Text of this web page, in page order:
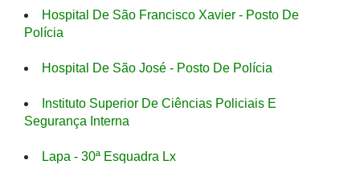
Hospital De São Francisco Xavier - Posto De
Polícia
Hospital De São José - Posto De Polícia
Instituto Superior De Ciências Policiais E
Segurança Interna
Lapa - 30ª Esquadra Lx